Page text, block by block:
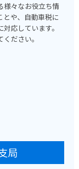
様々なお役立ち情
とや、自動車税に
応しています。
ださい。
局